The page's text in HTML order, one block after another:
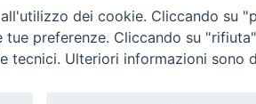
dei cookie. Cliccando su
preferenze. Cliccando su
tecnici. Ulteriori informazioni sono